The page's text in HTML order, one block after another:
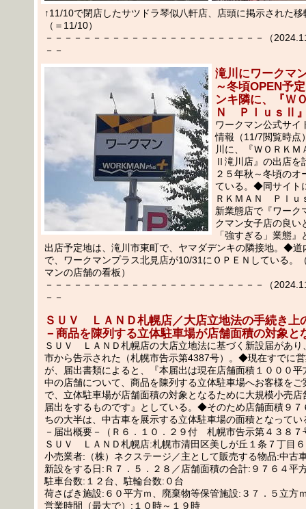
↑11/10で閉店したサツドラ琴似八軒店、店頭に掲示された
（＝11/10）
－－－－－－－－－－－－－－－－－－－－－－－（
－－
滝川にワークマ
～冬頃OPEN予
ンキ隣に、『Ｗ
Ｎ ＰｌｕｓⅡ
ワークマン公式サイ
情報（11/7閲覧時点
川に、『ＷＯＲＫ
Ⅱ滝川店』の出店を
２５年秋～冬頃のオ
ている。◆同サイト
ＲＫＭＡＮ Ｐｌｕ
新業態店で『ワーク
クマン女子店の良い
「強すぎる」業態
出店予定地は、滝川市東町で、ヤマダデンキの隣接地。◆道
で、ワークマンプラス北見店が10/31にＯＰＥＮしている。
マンの店舗の看板）
－－－－－－－－－－－－－－－－－－－－－－－（
－－
ＳＵＶ ＬＡＮＤ札幌店／大店立地法の手続き上
－商品を陳列する立体駐車場が店舗面積の対象と
ＳＵＶ ＬＡＮＤ札幌店の大店立地法に基づく新設届があり
市から告示された（札幌市告示第4387号）。◆現在すでに
が、届出書類によると、『本届出は現在店舗面積１０００平
中の店舗について、商品を陳列する立体駐車場へお客様をご
で、立体駐車場が店舗面積の対象となるために大規模小売店
届出をするものです』としている。◆そのため店舗面積９７
ちの大半は、中古車を展示する立体駐車場の面積となってい
－届出概要－（Ｒ６．１０．２９付 札幌市告示第４３８７
ＳＵＶ ＬＡＮＤ札幌店:札幌市清田区美しが丘１条７丁目
小売業者:（株）ネクステージ／主として販売する物品:中古
新設をする日:Ｒ７．５．２８／店舗面積の合計:９７６４平
駐車台数:１２台、駐輪台数:０台
荷さばき施設:６０平方ｍ、廃棄物等保管施設:３７．５立方
営業時間（最大で）:１０時～１９時